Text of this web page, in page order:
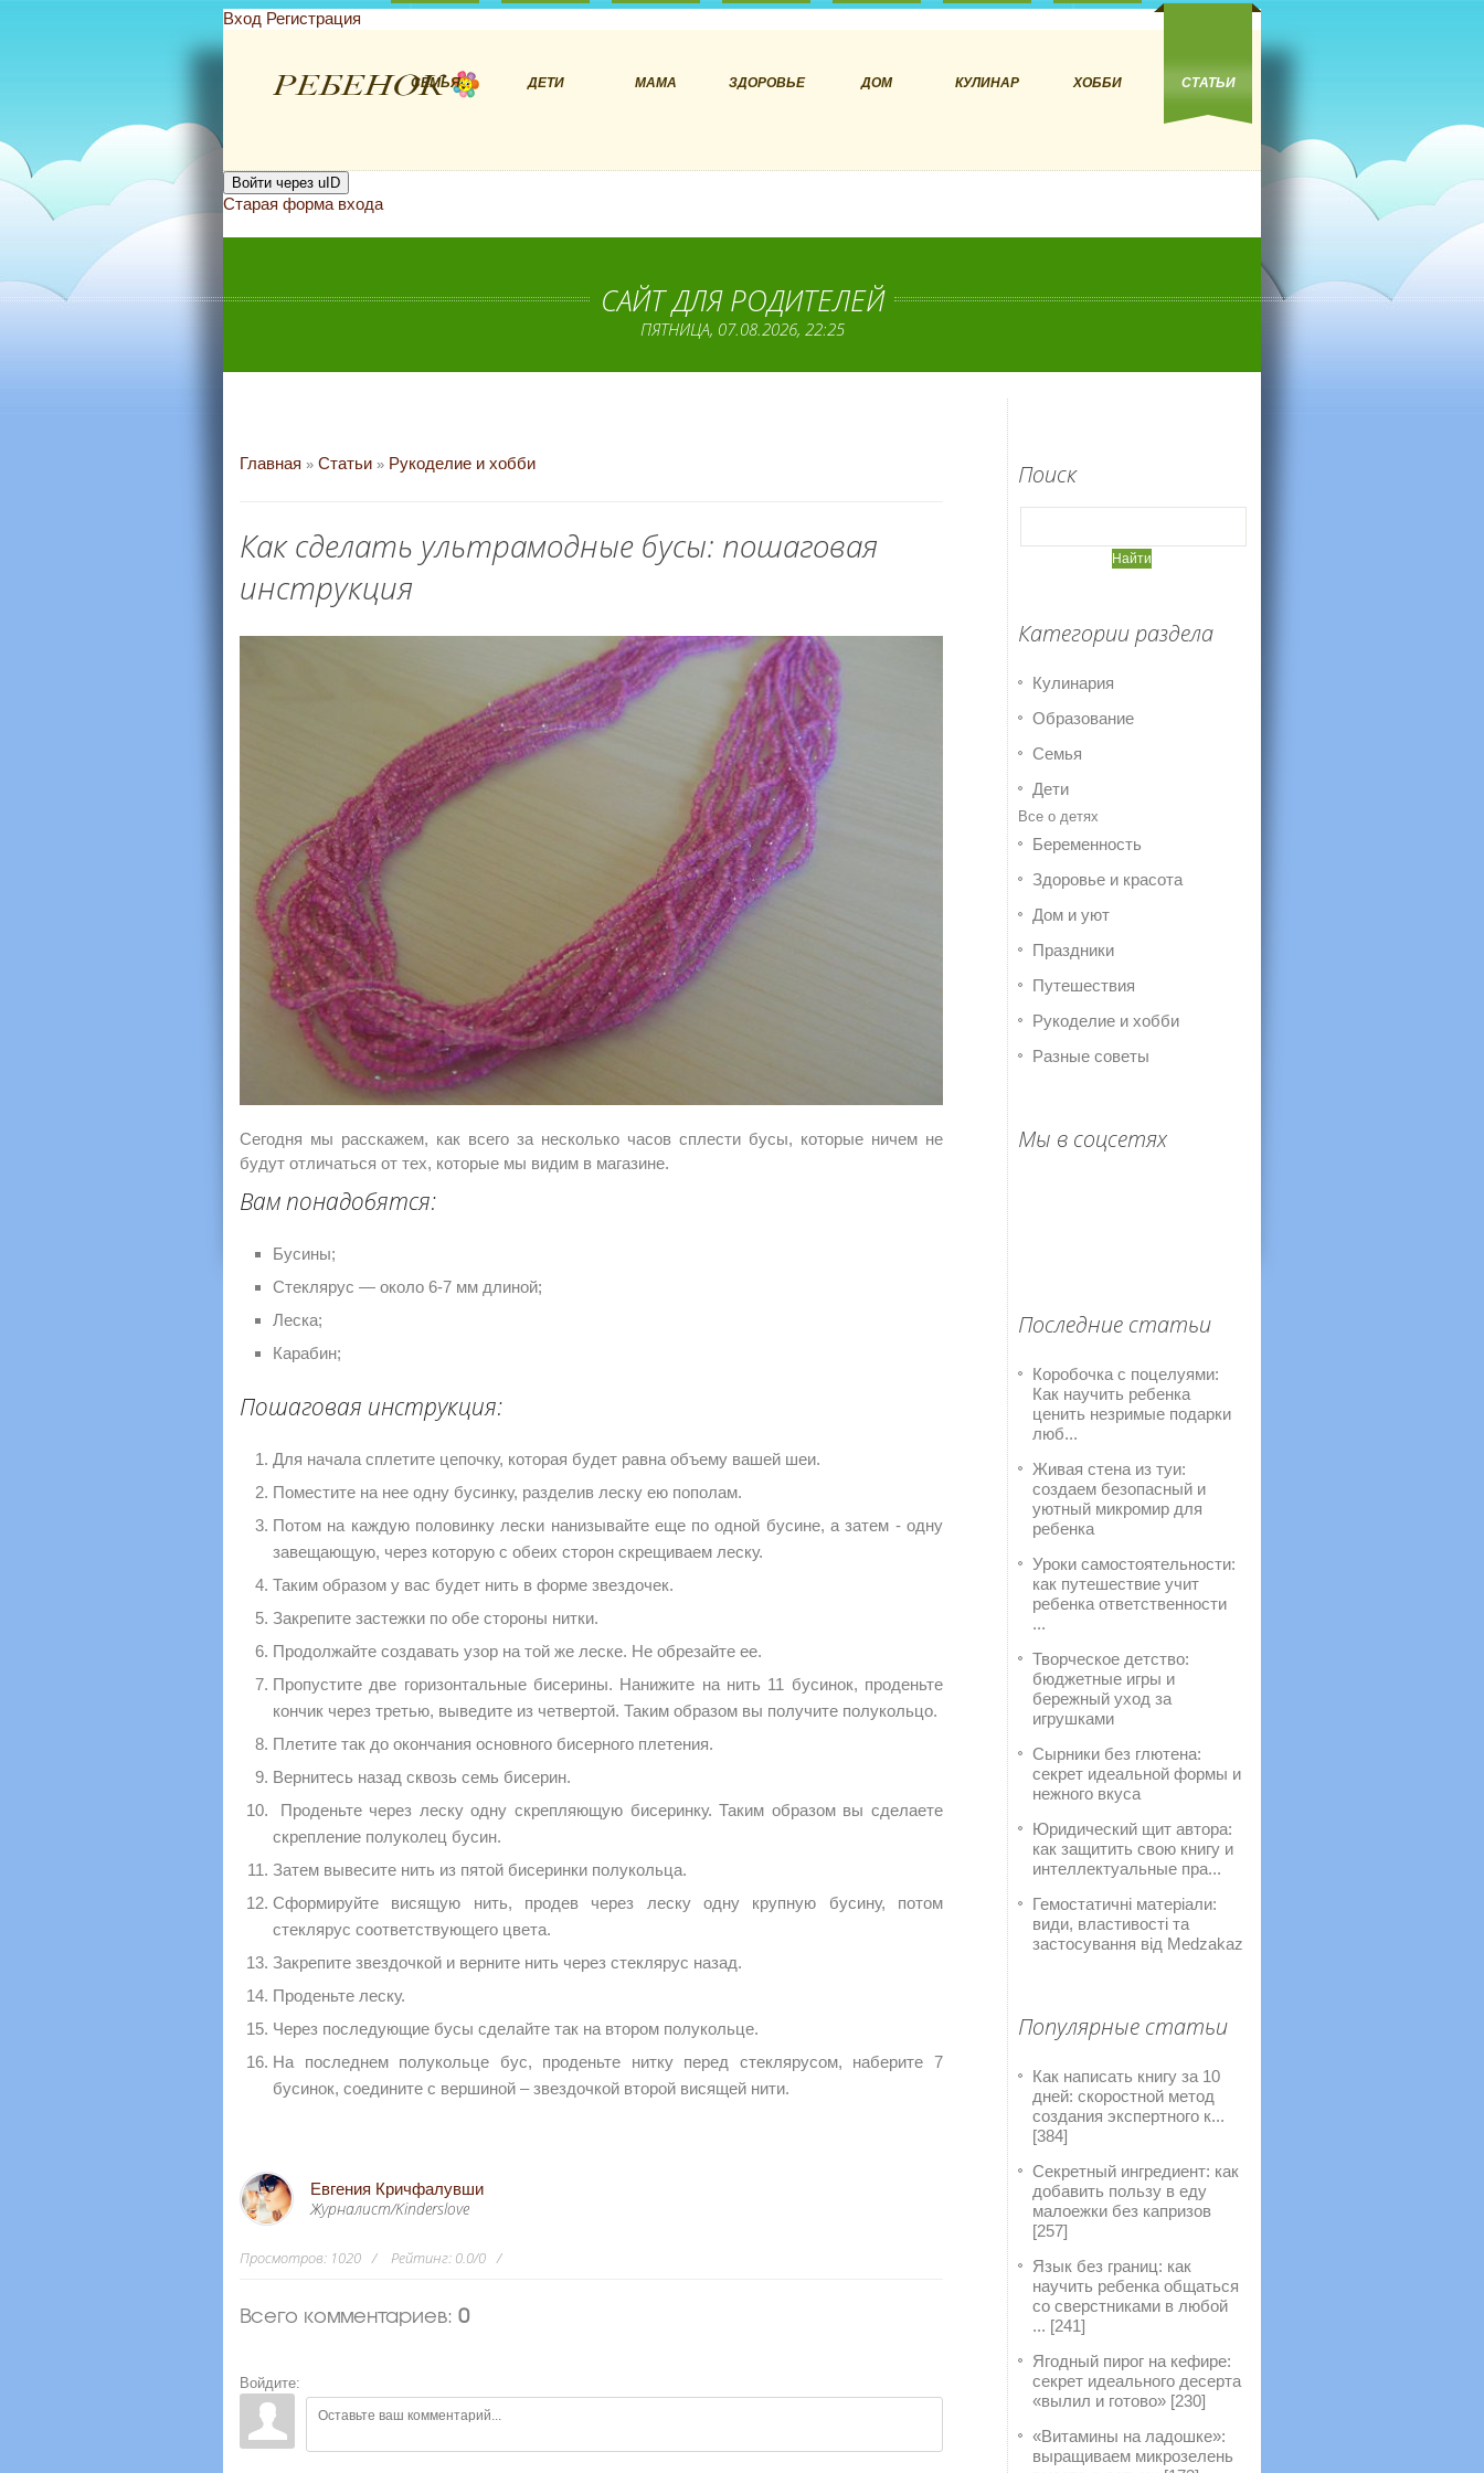
Вход Регистрация
Войти через uID
Старая форма входа
СЕМЬЯ ДЕТИ МАМА ЗДОРОВЬЕ ДОМ КУЛИНАР ХОББИ СТАТЬИ
САЙТ ДЛЯ РОДИТЕЛЕЙ
ПЯТНИЦА, 07.08.2026, 22:25
Главная » Статьи » Рукоделие и хобби
Как сделать ультрамодные бусы: пошаговая
инструкция
Сегодня мы расскажем, как всего за несколько часов сплести бусы, которые ничем не
будут отличаться от тех, которые мы видим в магазине.
Вам понадобятся:
Бусины;
Стеклярус — около 6-7 мм длиной;
Леска;
Карабин;
Пошаговая инструкция:
Для начала сплетите цепочку, которая будет равна объему вашей шеи.
Поместите на нее одну бусинку, разделив леску ею пополам.
Потом на каждую половинку лески нанизывайте еще по одной бусине, а затем - одну
завещающую, через которую с обеих сторон скрещиваем леску.
Таким образом у вас будет нить в форме звездочек.
Закрепите застежки по обе стороны нитки.
Продолжайте создавать узор на той же леске. Не обрезайте ее.
Пропустите две горизонтальные бисерины. Нанижите на нить 11 бусинок, проденьте
кончик через третью, выведите из четвертой. Таким образом вы получите полукольцо.
Плетите так до окончания основного бисерного плетения.
Вернитесь назад сквозь семь бисерин.
Проденьте через леску одну скрепляющую бисеринку. Таким образом вы сделаете
скрепление полуколец бусин.
Затем вывесите нить из пятой бисеринки полукольца.
Сформируйте висящую нить, продев через леску одну крупную бусину, потом
стеклярус соответствующего цвета.
Закрепите звездочкой и верните нить через стеклярус назад.
Проденьте леску.
Через последующие бусы сделайте так на втором полукольце.
На последнем полукольце бус, проденьте нитку перед стеклярусом, наберите 7
бусинок, соедините с вершиной – звездочкой второй висящей нити.
Евгения Кричфалувши
Журналист/Kinderslove
Просмотров: 1020 Рейтинг: 0.0/0
Всего комментариев: 0
Войдите:
Поиск
Категории раздела
Кулинария
Образование
Семья
Дети
Все о детях
Беременность
Здоровье и красота
Дом и уют
Праздники
Путешествия
Рукоделие и хобби
Разные советы
Мы в соцсетях
Последние статьи
Коробочка с поцелуями:
Как научить ребенка
ценить незримые подарки
люб...
Живая стена из туи:
создаем безопасный и
уютный микромир для
ребенка
Уроки самостоятельности:
как путешествие учит
ребенка ответственности
...
Творческое детство:
бюджетные игры и
бережный уход за
игрушками
Сырники без глютена:
секрет идеальной формы и
нежного вкуса
Юридический щит автора:
как защитить свою книгу и
интеллектуальные пра...
Гемостатичні матеріали:
види, властивості та
застосування від Medzakaz
Популярные статьи
Как написать книгу за 10
дней: скоростной метод
создания экспертного к...
[384]
Секретный ингредиент: как
добавить пользу в еду
малоежки без капризов
[257]
Язык без границ: как
научить ребенка общаться
со сверстниками в любой
... [241]
Ягодный пирог на кефире:
секрет идеального десерта
«вылил и готово» [230]
«Витамины на ладошке»:
выращиваем микрозелень